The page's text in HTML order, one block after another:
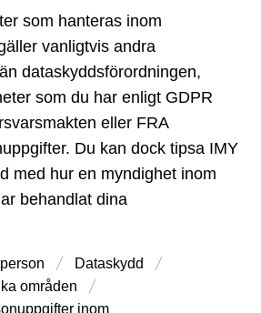
som hanteras inom
vanligtvis andra
dataskyddsförordningen,
som du har enligt GDPR
eller FRA
Du kan dock tipsa IMY
med hur en myndighet inom
behandlat dina
Dataskydd
områden
inom